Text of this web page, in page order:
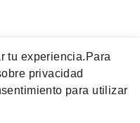
tu experiencia. Para
privacidad
para utilizar